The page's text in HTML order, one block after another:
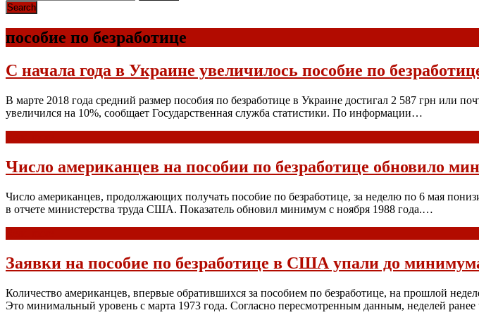
пособие по безработице
С начала года в Украине увеличилось пособие по
В марте 2018 года средний размер пособия по безработице в Украине достигал 2 587 грн или
увеличился на 10%, сообщает Государственная служба статистики. По информации…
Число американцев на пособии по безработице обновило
Число американцев, продолжающих получать пособие по безработице, за неделю по 6 мая
в отчете министерства труда США. Показатель обновил минимум с ноября 1988 года.…
Заявки на пособие по безработице в США упали до
Количество американцев, впервые обратившихся за пособием по безработице, на прошлой
Это минимальный уровень с марта 1973 года. Согласно пересмотренным данным, неделей ранее